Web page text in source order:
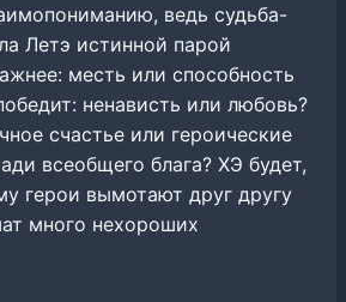
ведь судьба-
Летэ истинной парой
месть или способность
ненависть или любовь?
счастье или героические
всеобщего блага? ХЭ будет,
герои вымотают друг другу
много нехороших